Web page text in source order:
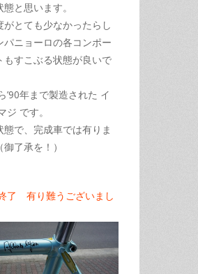
と思います。
がとても少なかったらし
パニョーロの各コンポー
もすこぶる状態が良いで
’90年まで製造された イ
ジ です。
態で、完成車では有りま
了承を！）
了 有り難うございまし